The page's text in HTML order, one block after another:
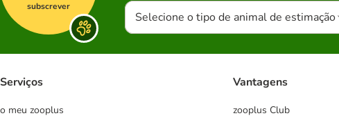
subscrever
Selecione o tipo de animal de estimação
Serviços
o meu zooplus
Vantagens
zooplus Club